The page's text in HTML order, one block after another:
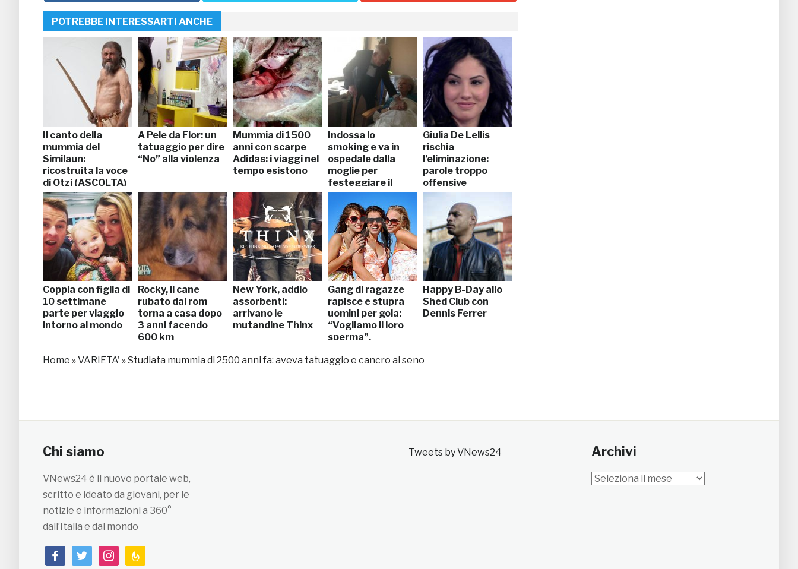
POTREBBE INTERESSARTI ANCHE
Il canto della
mummia del
Similaun:
ricostruita la voce
di Otzi (ASCOLTA)
A Pele da Flor: un
tatuaggio per dire
“No” alla violenza
Mummia di 1500
anni con scarpe
Adidas: i viaggi nel
tempo esistono
Indossa lo
smoking e va in
ospedale dalla
moglie per
festeggiare il
57esimo
anniversario
Giulia De Lellis
rischia
l’eliminazione:
parole troppo
offensive
Coppia con figlia di
10 settimane
parte per viaggio
intorno al mondo
Rocky, il cane
rubato dai rom
torna a casa dopo
3 anni facendo
600 km
New York, addio
assorbenti:
arrivano le
mutandine Thinx
Gang di ragazze
rapisce e stupra
uomini per gola:
“Vogliamo il loro
sperma”.
Happy B-Day allo
Shed Club con
Dennis Ferrer
Home »VARIETA' »Studiata mummia di 2500 anni fa: aveva tatuaggio e cancro al seno
Chi siamo
VNews24 è il nuovo portale web,
scritto e ideato da giovani, per le
notizie e informazioni a 360°
dall’Italia e dal mondo
facebooktwitterinstagramfeedburner
Tweets by VNews24 Archivi
Archivi